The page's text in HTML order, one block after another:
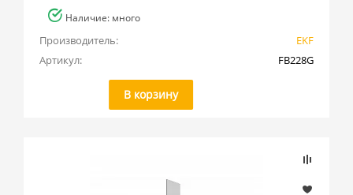
Наличие: много
Производитель:
EKF
Артикул:
FB228G
В корзину